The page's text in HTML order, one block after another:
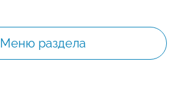
Меню раздела